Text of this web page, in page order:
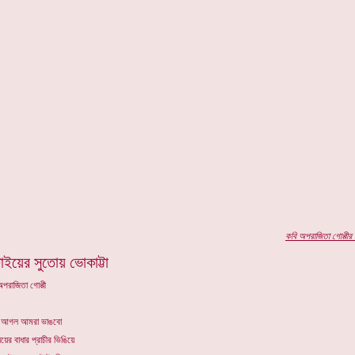
সুতোয় ভোকাট্টা
গোপ্পী
আগল আমরা ভাঙবো
বাধার প্রাচীর ভিঙিয়ে
কবিঅপরাজিতা গোপ্পীর